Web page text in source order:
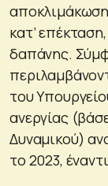
κατ’
δαπάνης.
του
ανεργίας
Δυναμικού)
το 2023,